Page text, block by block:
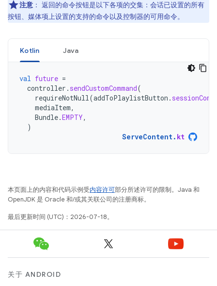
注意 ： 返回的命令按钮是以下各项的交集：会话已设置的所有
按钮、媒体项上设置的支持的命令以及控制器的可用命令。
Kotlin Java
val future =
controller . sendCustomCommand(
requireNotNull(addToPlaylistButton .
mediaItem,
Bundle.EMPTY,
)
ServeContent. kt
本页面上的内容和代码示例受内容许可部分所述许可的限制。Java 和
OpenJDK 是 Oracle 和/或其关联公司的注册商标。
最后更新时间 (UTC)：2026-07-18。
关于 ANDROID